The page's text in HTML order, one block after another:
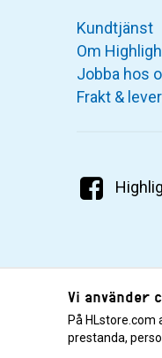
Kundtjänst
Om
Jobba hos
Frakt &
© 2001–2026
Vi använder
På
prestanda,